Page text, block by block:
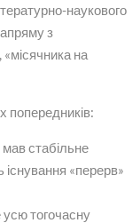
наукового
з
на
попередників:
стабільне
«перерв»
тогочасну